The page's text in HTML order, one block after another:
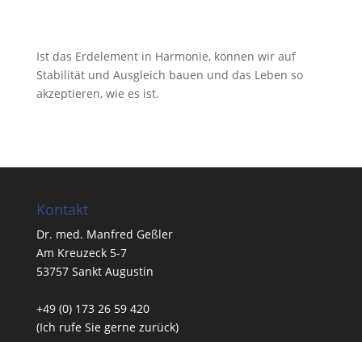
Ist das Erdelement in Harmonie, können wir auf
Stabilität und Ausgleich bauen und das Leben so
akzeptieren, wie es ist.
Kontakt
Dr. med. Manfred Geßler
Am Kreuzeck 5-7
53757 Sankt Augustin
+49 (0) 173 26 59 420
(Ich rufe Sie gerne zurück)